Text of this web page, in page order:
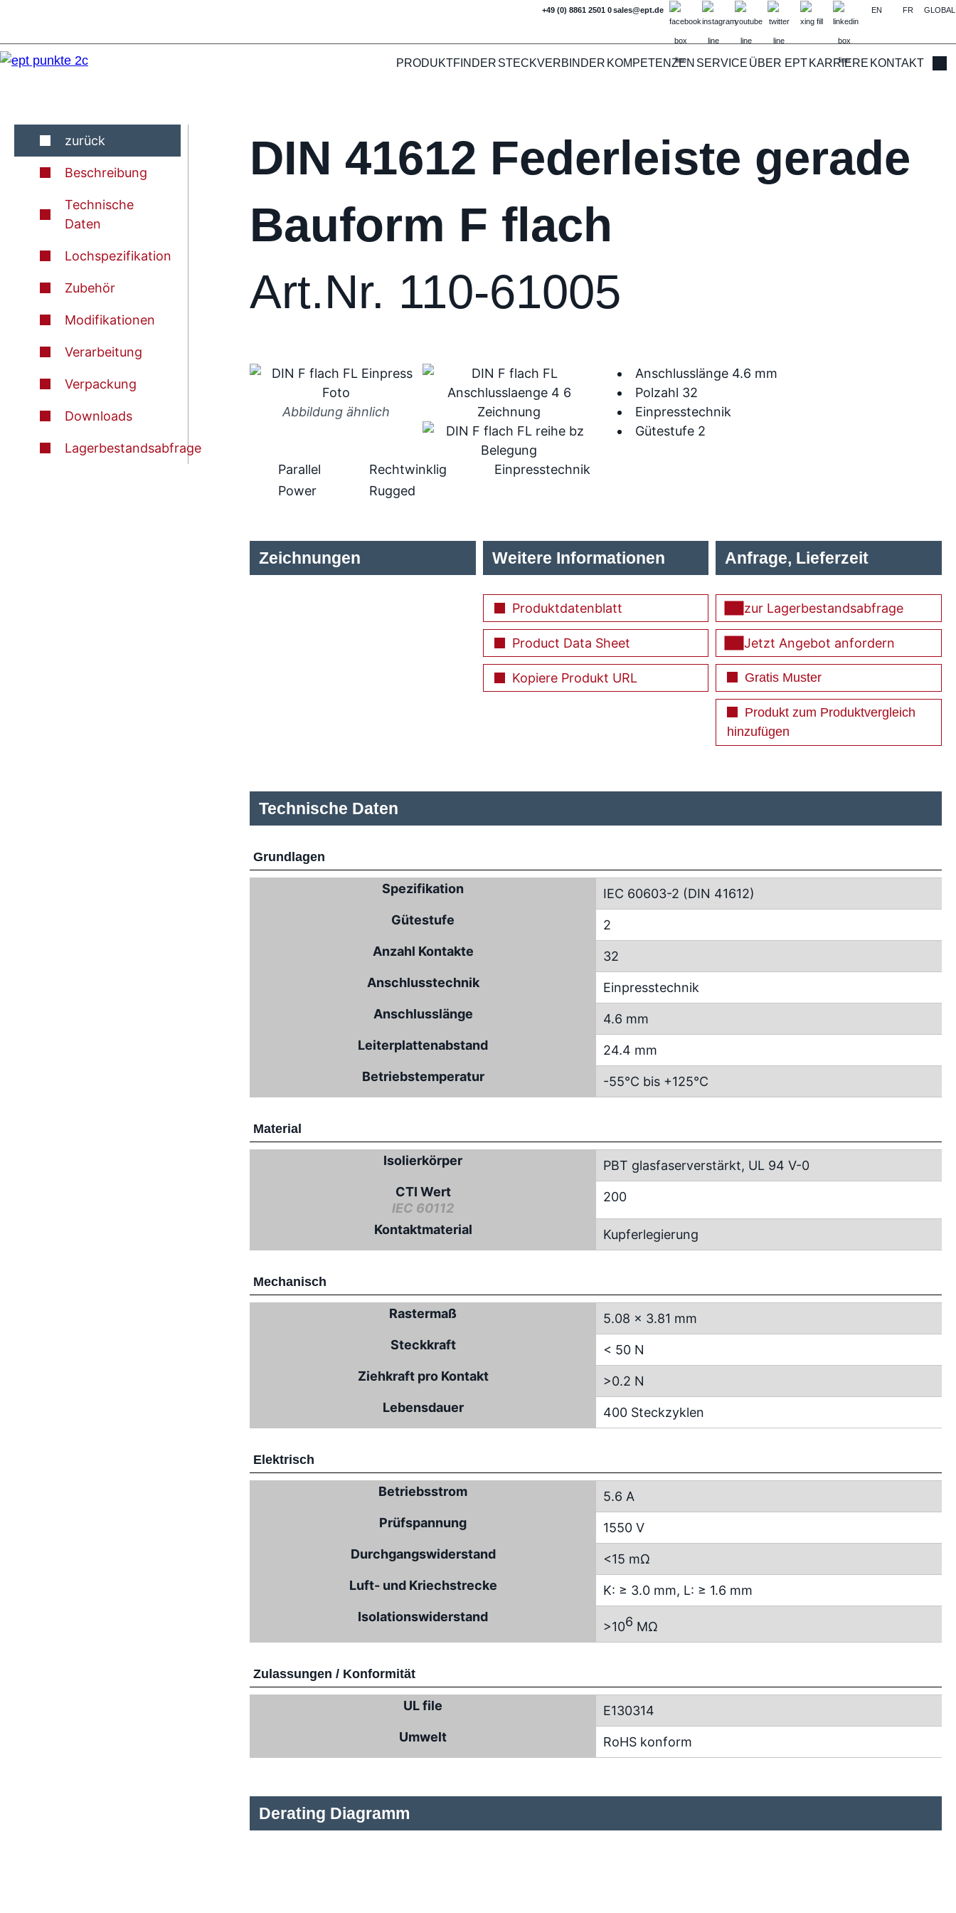
+49 (0) 8861 2501 0sales@ept.de EN FR GLOBAL
PRODUKTFINDER STECKVERBINDER KOMPETENZEN SERVICE ÜBER EPTKARRIERE KONTAKT
zurück
Beschreibung
Technische
Daten
Lochspezifikation
Zubehör
Modifikationen
Verarbeitung
Verpackung
Downloads
Lagerbestandsabfrage
DIN 41612 Federleiste gerade
Bauform F flach
Art.Nr. 110-61005
Abbildung ähnlich
Anschlusslänge 4.6 mm
Polzahl 32
Einpresstechnik
Gütestufe 2
Parallel Rechtwinklig
Einpresstechnik
Power
Rugged
Zeichnungen Weitere Informationen
Produktdatenblatt
Product Data Sheet
Kopiere Produkt URL
Anfrage, Lieferzeit
zur Lagerbestandsabfrage
Jetzt Angebot anfordern
Gratis Muster
Produkt zum Produktvergleich
hinzufügen
Technische Daten
Grundlagen
Spezifikation
IEC 60603-2 (DIN 41612)
Gütestufe
2
Anzahl Kontakte
32
Anschlusstechnik
Einpresstechnik
Anschlusslänge
4.6 mm
Leiterplattenabstand
24.4 mm
Betriebstemperatur
-55°C bis +125°C
Material
Isolierkörper
PBT glasfaserverstärkt, UL 94 V-0
CTI Wert
IEC 60112
200
Kontaktmaterial Kupferlegierung
Mechanisch
Rastermaß
5.08 x 3.81 mm
Steckkraft
< 50 N
Ziehkraft pro Kontakt
>0.2 N
Lebensdauer
400 Steckzyklen
Elektrisch
Betriebsstrom
5.6 A
Prüfspannung
1550 V
Durchgangswiderstand
<15 mΩ
Luft- und Kriechstrecke
K: ≥ 3.0 mm, L: ≥ 1.6 mm
Isolationswiderstand
>106 MΩ
Zulassungen / Konformität
UL file
E130314
Umwelt
RoHS konform
Derating Diagramm